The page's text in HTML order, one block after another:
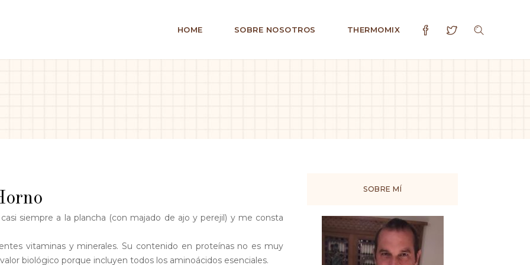
HOME SOBRE NOSOTROS THERMOMIX
siempre a la plancha (con majado de ajo y perejil) y me consta
vitaminas y minerales. Su contenido en proteínas no es muy
biológico porque incluyen todos los aminoácidos esenciales.
SOBRE MÍ